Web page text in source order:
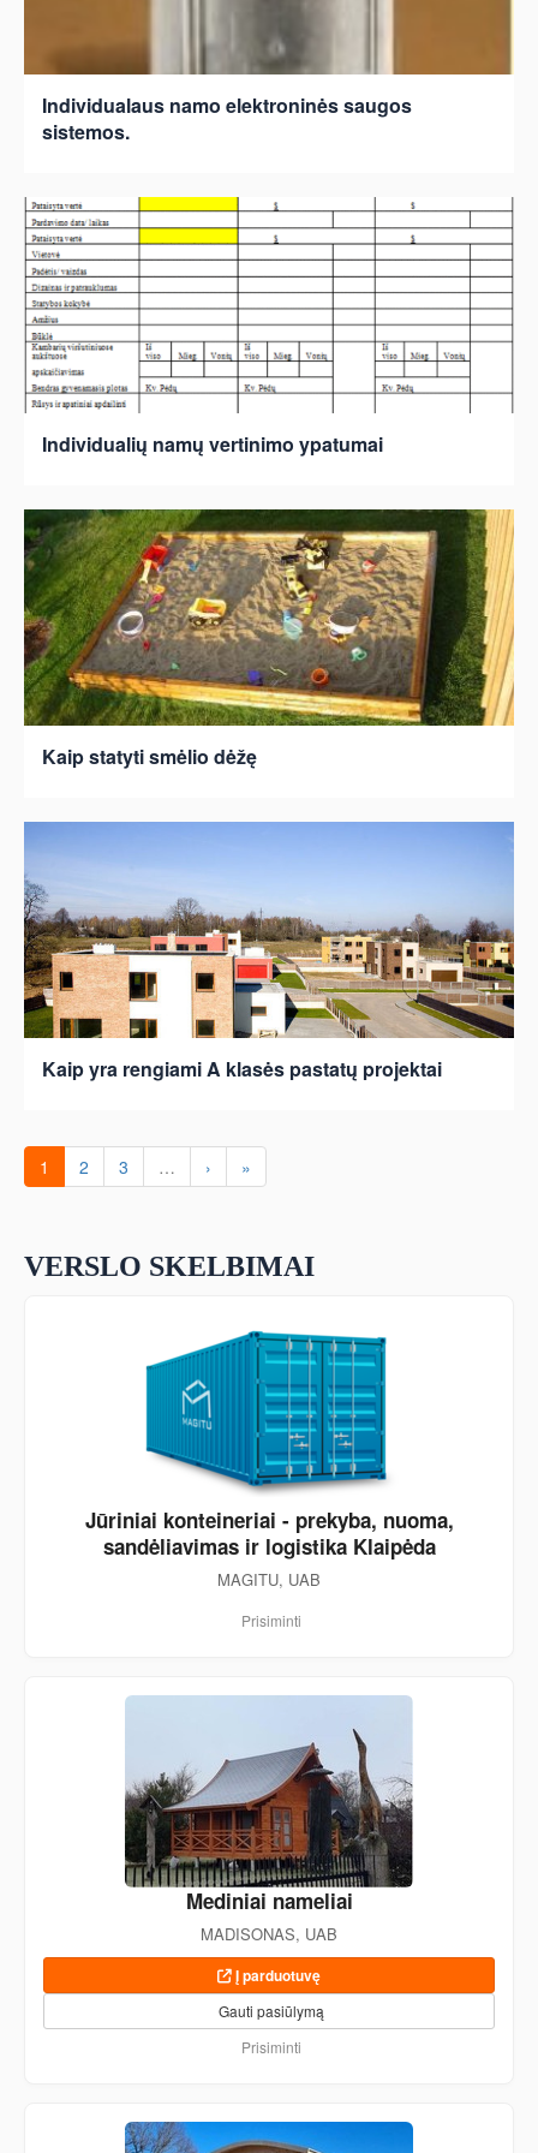
Individualaus namo elektroninės saugos
sistemos.
Individualių namų vertinimo ypatumai
Kaip statyti smėlio dėžę
Kaip yra rengiami A klasės pastatų projektai
1 2 3 … › »
VERSLO SKELBIMAI
Jūriniai konteineriai - prekyba, nuoma,
sandėliavimas ir logistika Klaipėda
MAGITU, UAB
Prisiminti
Mediniai nameliai
MADISONAS, UAB
Į parduotuvę
Gauti pasiūlymą
Prisiminti